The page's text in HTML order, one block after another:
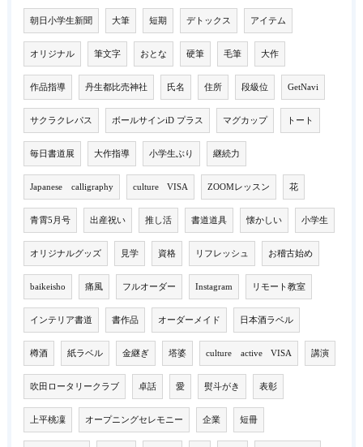
朝日小学生新聞 大筆 短期 デトックス アイテム
オリジナル 筆文字 おとな 硬筆 毛筆 大作
作品指導 丹生都比売神社 氏名 住所 段級位 GetNavi
サクラクレパス ボールサインiD プラス マグカップ トート
毎日書道展 大作指導 小学生ぶり 継続力
Japanese calligraphy culture VISA ZOOMレッスン 花
青霄5月号 出産祝い 推し活 書道道具 懐かしい 小学生
オリジナルグッズ 見学 資格 リフレッシュ お稽古始め
baikeisho 痛風 フルオーダー Instagram リモート教室
インテリア書道 書作品 オーダーメイド 日本酒ラベル
樽酒 紙ラベル 金継ぎ 塔婆 culture active VISA 講演
吹田ロータリークラブ 卓話 愛 熨斗がき 表彰
上平桃凜 オープニングセレモニー 企業 短冊